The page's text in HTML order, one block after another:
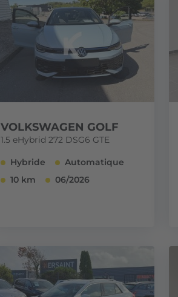
VOLKSWAGEN GOLF
1.5 eHybrid 272 DSG6 GTE
Hybride
Automatique
10 km
06/2026